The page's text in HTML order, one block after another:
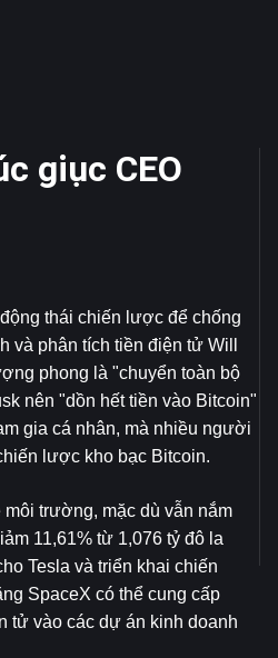
giục CEO
thái chiến lược để chống
và phân tích tiền điện tử Will
phong là "chuyển toàn bộ
nên "dồn hết tiền vào Bitcoin"
gia cá nhân, mà nhiều người
lược kho bạc Bitcoin.
trường, mặc dù vẫn nắm
11,61% từ 1,076 tỷ đô la
Tesla và triển khai chiến
SpaceX có thể cung cấp
tử vào các dự án kinh doanh